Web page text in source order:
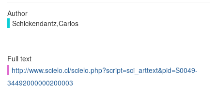
Author
Schickendantz,Carlos
Full text
http://www.scielo.cl/scielo.php?script=sci_arttext&pid=S0049-
34492000000200003